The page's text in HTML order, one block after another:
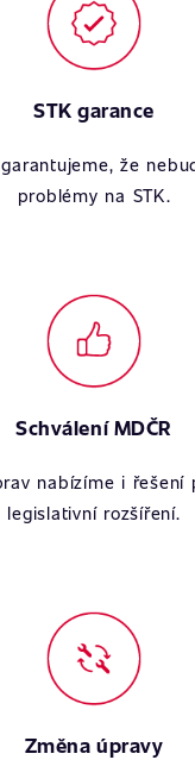
STK garance
že
problémy na STK.
Schválení MDČR
nabízíme i řešení
legislativní rozšíření.
Změna úpravy